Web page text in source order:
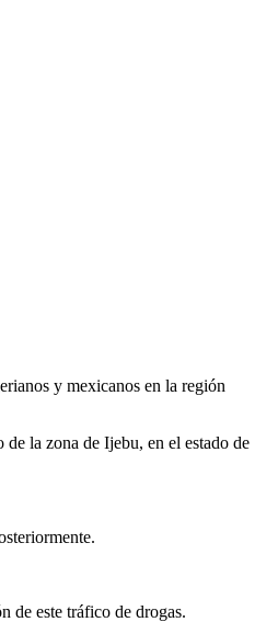
y mexicanos en la región
la zona de Ijebu, en el estado de
de este tráfico de drogas.